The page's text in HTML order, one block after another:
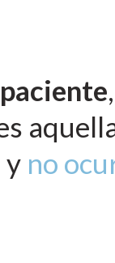
paciente
y no